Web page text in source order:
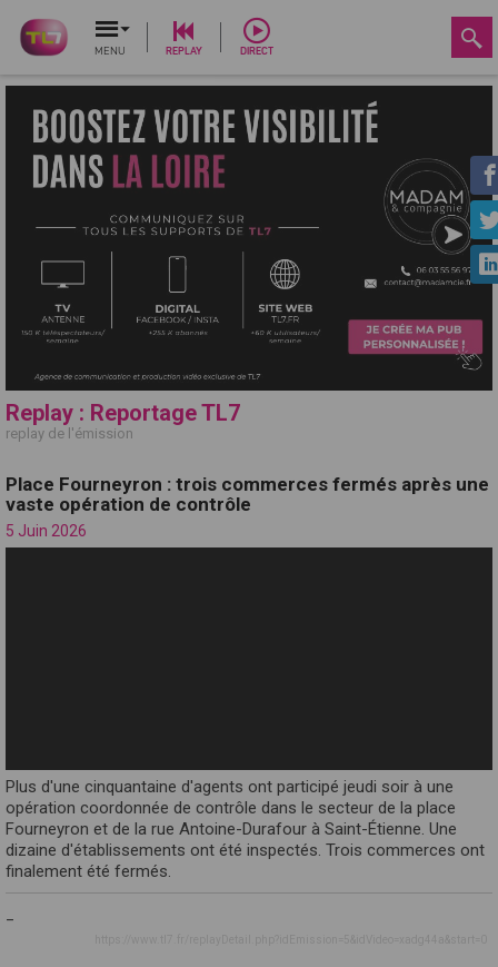
MENU REPLAY DIRECT
Replay : Reportage TL7
replay de l'émission
Place Fourneyron : trois commerces fermés après une
vaste opération de contrôle
5 Juin 2026
Plus d'une cinquantaine d'agents ont participé jeudi soir à une
opération coordonnée de contrôle dans le secteur de la place
Fourneyron et de la rue Antoine-Durafour à Saint-Étienne. Une
dizaine d'établissements ont été inspectés. Trois commerces ont
finalement été fermés.